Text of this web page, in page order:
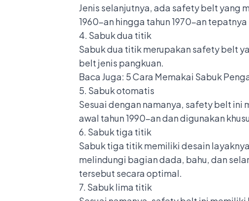
Jenis selanjutnya, ada safety belt yang
1960-an hingga tahun 1970-an
4. Sabuk dua titik
Sabuk dua titik merupakan safety belt
belt jenis pangkuan.
Baca Juga: 5 Cara Memakai Sabuk
5. Sabuk otomatis
Sesuai dengan namanya, safety belt
awal tahun 1990-an dan digunakan
6. Sabuk tiga titik
Sabuk tiga titik memiliki desain
melindungi bagian dada, bahu, dan
tersebut secara optimal.
7. Sabuk lima titik